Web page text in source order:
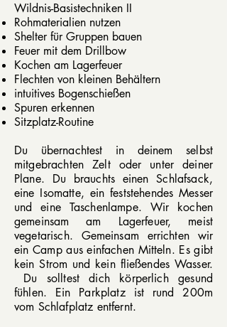
​Wildnis-Basistechniken II
Rohmaterialien nutzen
Shelter für Gruppen bauen
Feuer mit dem Drillbow
Kochen am Lagerfeuer
Flechten von kleinen Behältern
intuitives Bogenschießen
Spuren erkennen
Sitzplatz-Routine
Du übernachtest in deinem selbst
mitgebrachten Zelt oder unter deiner
Plane. Du brauchts einen Schlafsack,
eine Isomatte, ein feststehendes Messer
und eine Taschenlampe. Wir kochen
gemeinsam am Lagerfeuer, meist
vegetarisch. Gemeinsam errichten wir
ein Camp aus einfachen Mitteln. Es gibt
kein Strom und kein fließendes Wasser.
Du solltest dich körperlich gesund
fühlen. Ein Parkplatz ist rund 200m
vom Schlafplatz entfernt.